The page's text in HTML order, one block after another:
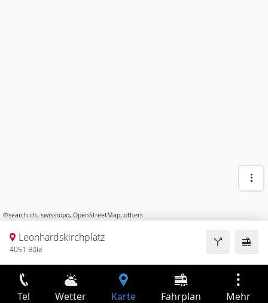
©search.ch, swisstopo, OpenStreetMap, others
Leonhardskirchplatz
4051 Bâle
Tel Wetter Karte Fahrplan Mehr